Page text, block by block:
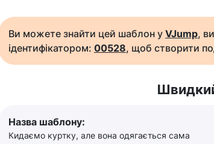
Ви можете знайти цей шаблон у VJump,
ідентифікатором: 00528, щоб створити
Назва шаблону:
Кидаємо куртку, але вона одягається сама